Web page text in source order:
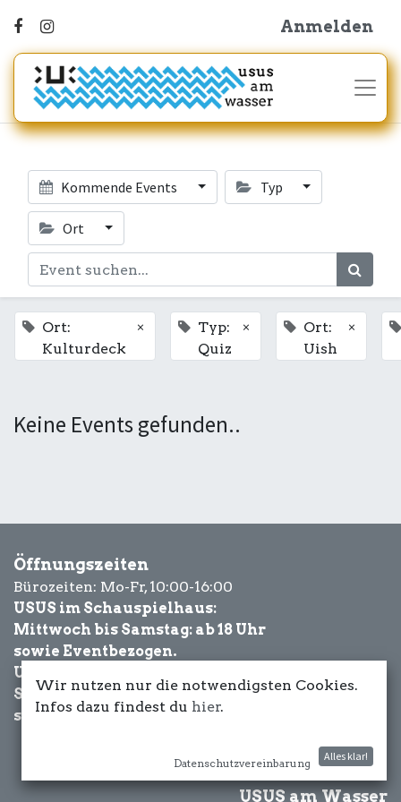
Anmelden
Kommende Events Typ
Ort
Ort:
Kulturdeck
×
Typ:
Quiz
×
Ort:
Uish
×
Keine Events gefunden..
Öffnungszeiten
Bürozeiten: Mo-Fr, 10:00-16:00
USUS im Schauspielhaus:
Mittwoch bis Samstag: ab 18 Uhr
sowie Eventbezogen.
USUS am Wasser:
Schönwetter-
sowie Eventbezogen.
USUS am Wasser
Wir nutzen nur die notwendigsten Cookies.
Infos dazu findest du hier.
Datenschutzvereinbarung
Alles klar!